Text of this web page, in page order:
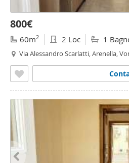
800€
60m2 2 Loc 1
Via Alessandro Scarlatti, Arenella,